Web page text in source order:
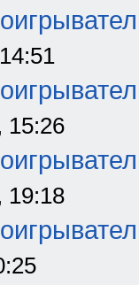
15:26
19:18